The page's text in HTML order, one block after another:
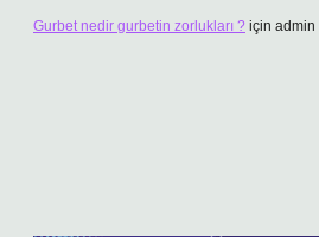
Gurbet nedir gurbetin zorlukları ? için admin